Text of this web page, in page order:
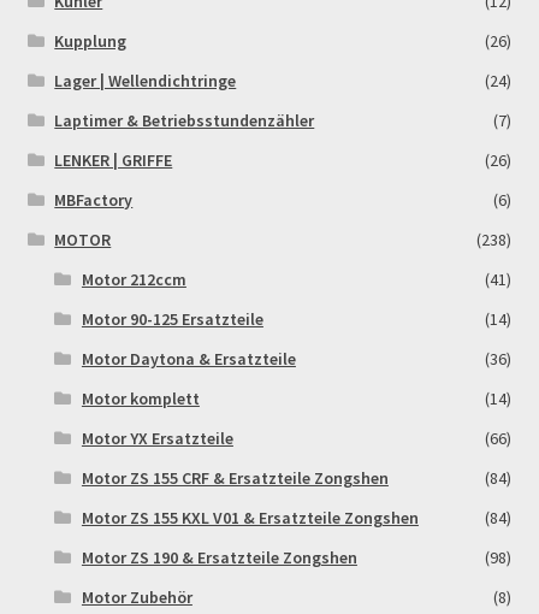
Shop
Sign Up
Support
Términos y Condiciones Generales
Warenkorb
Widerrufsbelehrung & -formular
Zahlung & Versand
Zahlungsarten
Kupplung
(26)
Lager | Wellendichtringe
(24)
Laptimer & Betriebsstundenzähler
(7)
LENKER | GRIFFE
(26)
MBFactory
(6)
MOTOR
(238)
Motor 212ccm
(41)
Motor 90-125 Ersatzteile
(14)
Motor Daytona & Ersatzteile
(36)
Motor komplett
(14)
Motor YX Ersatzteile
(66)
Motor ZS 155 CRF & Ersatzteile Zongshen
(84)
Motor ZS 155 KXL V01 & Ersatzteile Zongshen
(84)
Motor ZS 190 & Ersatzteile Zongshen
(98)
Motor Zubehör
(8)